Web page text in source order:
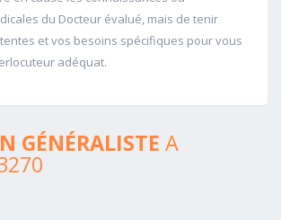
du Docteur évalué, mais de tenir
et vos besoins spécifiques pour vous
adéquat.
GÉNÉRALISTE A